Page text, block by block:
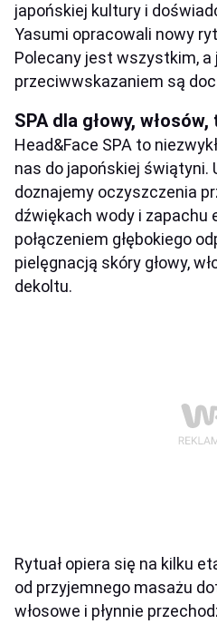
japońskiej kultury i
Yasumi opracowali nowy
Polecany jest wszystkim, a
przeciwwskazaniem są
SPA dla głowy,
Head&Face SPA to
nas do japońskiej świątyni.
doznajemy oczyszczenia
dźwiękach wody i zapachu
połączeniem głębokiego
pielęgnacją skóry głowy,
dekoltu.
Rytuał opiera się na kilku
od przyjemnego masażu
włosowe i płynnie